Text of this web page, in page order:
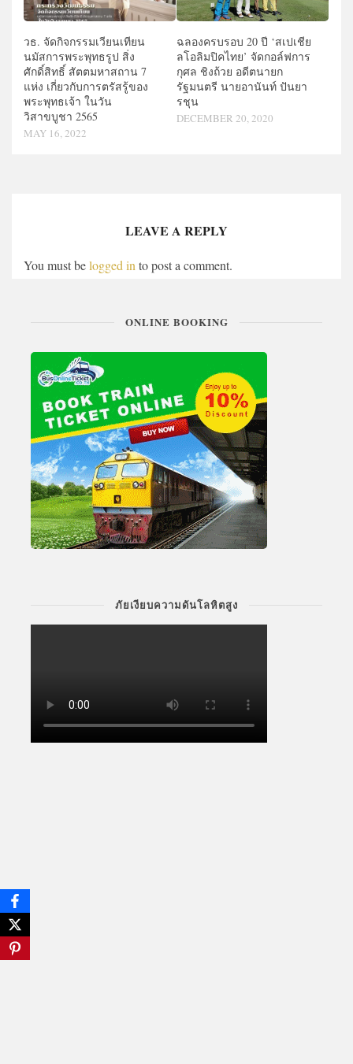
วธ. จัดกิจกรรมเวียนเทียน
นมัสการพระพุทธรูป สิ่ง
ศักดิ์สิทธิ์ สัตตมหาสถาน 7
แห่ง เกี่ยวกับการตรัสรู้ของ
พระพุทธเจ้า ในวัน
วิสาขบูชา 2565
MAY 16, 2022
ฉลองครบรอบ 20 ปี ‘สเปเชีย
ลโอลิมปิคไทย’ จัดกอล์ฟการ
กุศล ชิงถ้วย อดีตนายก
รัฐมนตรี นายอานันท์ ปันยา
รชุน
DECEMBER 20, 2020
LEAVE A REPLY
You must belogged in to post a comment.
ONLINE BOOKING
ภัยเงียบความดันโลหิตสูง